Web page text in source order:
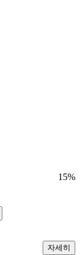
15%
자세히